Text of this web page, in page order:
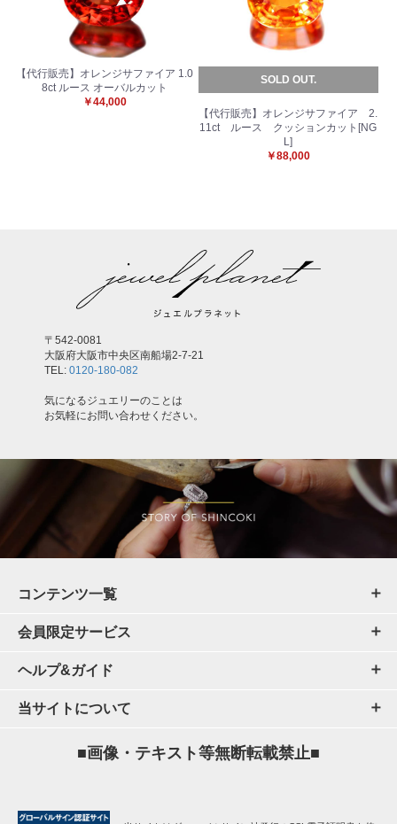
【代行販売】オレンジサファイア 1.0
8ct ルース オーバルカット
￥44,000
SOLD OUT.
【代行販売】オレンジサファイア 2.
11ct ルース クッションカット[NG
L]
￥88,000
お買い物を続ける
〒542-0081
大阪府大阪市中央区南船場2-7-21
TEL: 0120-180-082
気になるジュエリーのことは
お気軽にお問い合わせください。
コンテンツ一覧
会員限定サービス
ヘルプ&ガイド
当サイトについて
■画像・テキスト等無断転載禁止■